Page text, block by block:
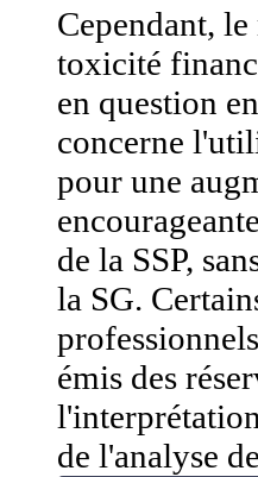
Cependant,
toxicité
en question
concerne
pour une
de la SSP,
la SG.
émis des
de l'analyse